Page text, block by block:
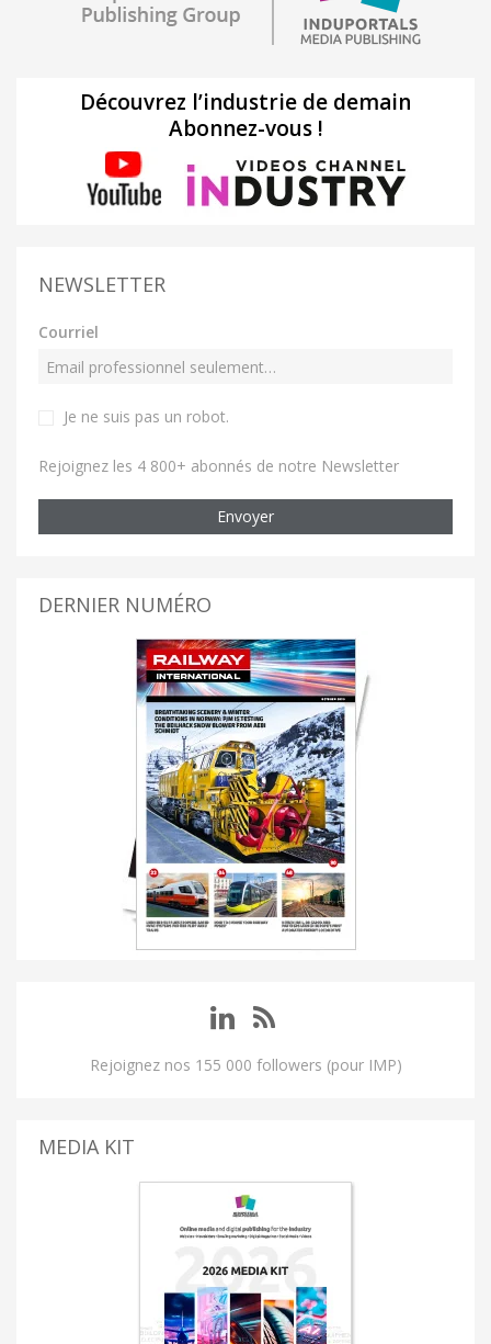
Découvrez l’industrie de demain
Abonnez-vous !
NEWSLETTER
Courriel
Je ne suis pas un robot.
Rejoignez les 4 800+ abonnés de notre Newsletter
Envoyer
DERNIER NUMÉRO
Rejoignez nos 155 000 followers (pour IMP)
MEDIA KIT